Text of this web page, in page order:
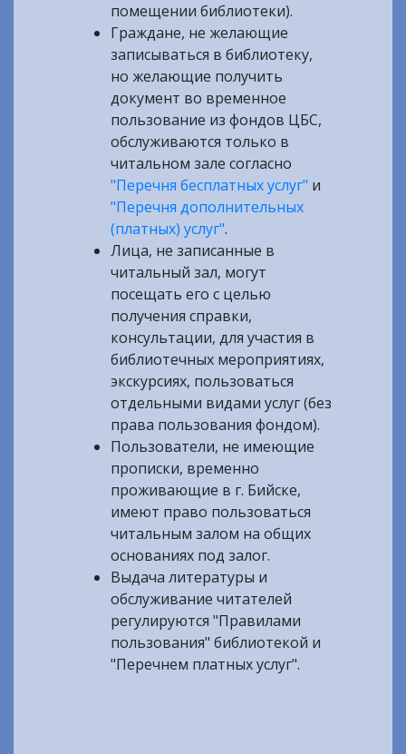
помещении библиотеки).
Граждане, не желающие
записываться в библиотеку,
но желающие получить
документ во временное
пользование из фондов ЦБС,
обслуживаются только в
читальном зале согласно
"Перечня бесплатных услуг" и
"Перечня дополнительных
(платных) услуг".
Лица, не записанные в
читальный зал, могут
посещать его с целью
получения справки,
консультации, для участия в
библиотечных мероприятиях,
экскурсиях, пользоваться
отдельными видами услуг (без
права пользования фондом).
Пользователи, не имеющие
прописки, временно
проживающие в г. Бийске,
имеют право пользоваться
читальным залом на общих
основаниях под залог.
Выдача литературы и
обслуживание читателей
регулируются "Правилами
пользования" библиотекой и
"Перечнем платных услуг".